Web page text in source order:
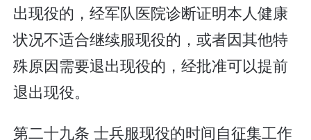
出现役的，经军队医院诊断证明本人健康
状况不适合继续服现役的，或者因其他特
殊原因需要退出现役的，经批准可以提前
退出现役。
第二十九条 士兵服现役的时间自征集工作